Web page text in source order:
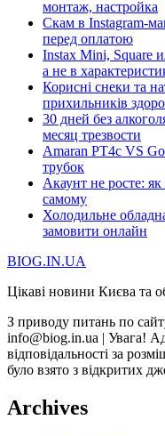
монтаж, настройка
Скам в Instagram-
перед оплатою
Instax Mini, Square
а не в
Корисні снеки та
прихильників
30 дней без
месяц трезвости
Amaran PT4c VS
трубок
Акаунт не росте:
самому
Холодильне
замовити онлайн
BIOG.IN.UA
Цікаві новини Києва та
З приводу питань по
info@biog.in.ua | Увага!
відповідальності за
було взято з відкритих
Archives